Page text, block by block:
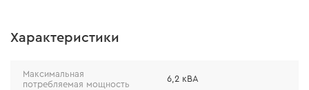
Характеристики
Максимальная
потребляемая мощность
6,2 кВА